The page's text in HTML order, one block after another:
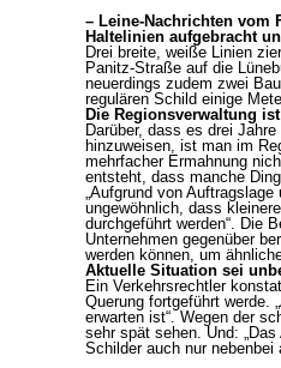
– Leine-Nachrichten vom
Haltelinien aufgebracht
Drei breite, weiße Linien
Panitz-Straße auf die
neuerdings zudem zwei
regulären Schild einige
Die Regionsverwaltung
Darüber, dass es drei
hinzuweisen, ist man im
mehrfacher Ermahnung
entsteht, dass manche
„Aufgrund von
ungewöhnlich, dass
durchgeführt werden“. Die
Unternehmen gegenüber
werden können, um
Aktuelle Situation sei
Ein Verkehrsrechtler
Querung fortgeführt werde.
erwarten ist“. Wegen der
sehr spät sehen. Und:
Schilder auch nur nebenbei